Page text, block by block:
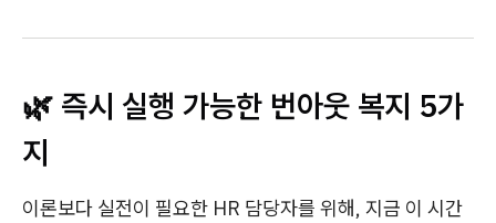
🌿 즉시 실행 가능한 번아웃 복지 5가
지
이론보다 실전이 필요한 HR 담당자를 위해, 지금 이 시간